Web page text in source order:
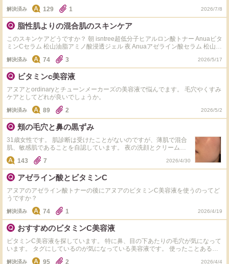
解決済み 129 1 2026/7/8
脂性肌よりの混合肌のスキンケア
このスキンケアどうですか？ 朝 isntree超低分子ヒアルロン酸トナー Anuaビタ
ミンCセラム 松山油脂アミノ酸浸透ジェル 夜 Anuaアゼライン酸セラム 松山油
脂アミノ酸浸透ジェル Anuaセラミドクリーム クレンジング、洗顔、日焼け止
め、パウダーは書いてませんがやってます また、夜にAnuaのアゼライン酸セ
ラムを追加で取り入れようと思うのですがどうですか？
解決済み 74 3 2026/5/17
ビタミンc美容液
アヌアとordinaryとチューンメーカーズの美容液で悩んでます。 毛穴やくすみ
ケアとしてどれが良いでしょうか。
解決済み 89 2 2026/5/2
頬の毛穴と鼻の黒ずみ
31歳女性です。 肌診断は受けたことがないのですが、薄肌で混合
肌、敏感肌であることを自認しています。 夜の洗顔とクリームはd
プログラム、化粧水と美容液はサミュを使っています。 朝は水洗
顔で、アヌアのドクダミ77トナーとビタミン10の美容液を使って
います。 思春期はニキビができず、あまり肌が荒れなかったため
特に美容に関心がなく、長年ランキング上位の商品を適当に使って
ようになり、酵素洗顔やレチノールを使ってみましたが、肌が荒れ
てしまいました。 攻めると荒れてしまいますが、守りばかりだと
改善しないので、何を使ったらよいかご助言いただきたいです。
143 7 2026/4/30
アゼライン酸とビタミンC
アヌアのアゼライン酸トナーの後にアヌアのビタミンC美容液を使うのってど
うですか？
解決済み 74 1 2026/4/19
おすすめのビタミンC美容液
ビタミンC美容液を探しています。 特に鼻、目の下あたりの毛穴が気になって
います。 タグにしているのが気になっている美容液です。 使ったことある方
は使用感も含めて教えて欲しいです。
解決済み 95 2 2026/4/4